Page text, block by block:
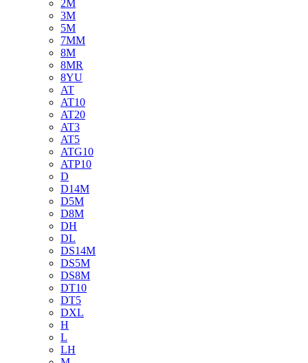
2M
3M
5M
7MM
8M
8MR
8YU
AT
AT10
AT20
AT3
AT5
ATG10
ATP10
D
D14M
D5M
D8M
DH
DL
DS14M
DS5M
DS8M
DT10
DT5
DXL
H
L
LH